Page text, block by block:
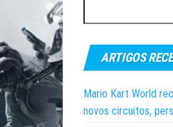
ARTIGOS
Mario Kart World
novos circuitos,